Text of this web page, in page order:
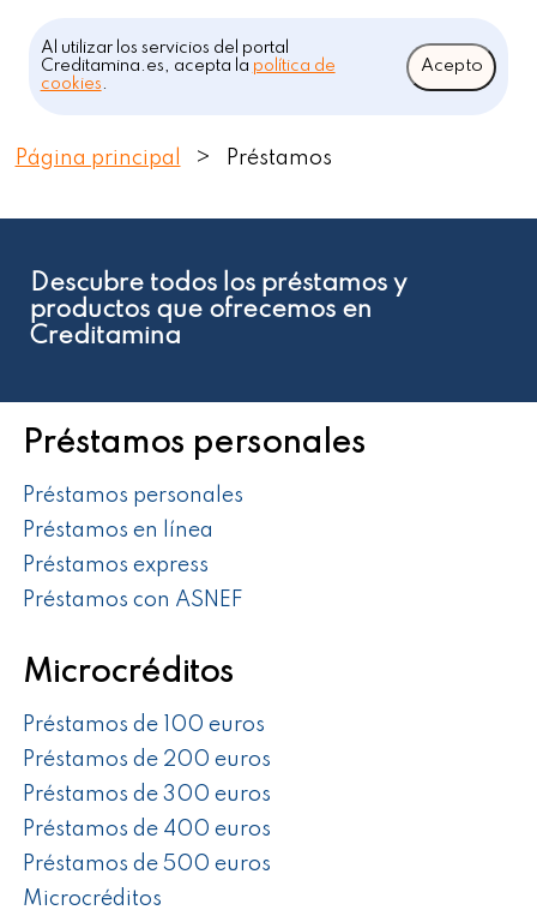
Página principal > Préstamos
Descubre todos los préstamos y
productos que ofrecemos en
Creditamina
Préstamos personales
Préstamos personales
Préstamos en línea
Préstamos express
Préstamos con ASNEF
Microcréditos
Préstamos de 100 euros
Préstamos de 200 euros
Préstamos de 300 euros
Préstamos de 400 euros
Préstamos de 500 euros
Microcréditos
Al utilizar los servicios del portal
Creditamina.es, acepta la política de
cookies .
Acepto